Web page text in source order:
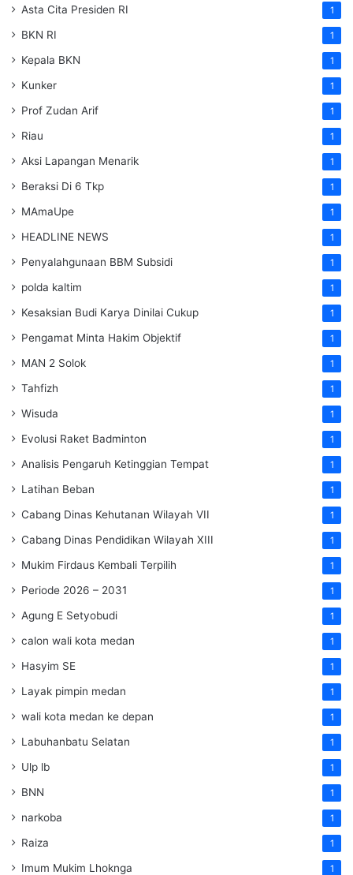
Asta Cita Presiden RI 1
BKN RI 1
Kepala BKN 1
Kunker 1
Prof Zudan Arif 1
Riau 1
Aksi Lapangan Menarik 1
Beraksi Di 6 Tkp 1
MAmaUpe 1
HEADLINE NEWS 1
Penyalahgunaan BBM Subsidi 1
polda kaltim 1
Kesaksian Budi Karya Dinilai Cukup 1
Pengamat Minta Hakim Objektif 1
MAN 2 Solok 1
Tahfizh 1
Wisuda 1
Evolusi Raket Badminton 1
Analisis Pengaruh Ketinggian Tempat 1
Latihan Beban 1
Cabang Dinas Kehutanan Wilayah VII 1
Cabang Dinas Pendidikan Wilayah XIII 1
Mukim Firdaus Kembali Terpilih 1
Periode 2026 – 2031 1
Agung E Setyobudi 1
calon wali kota medan 1
Hasyim SE 1
Layak pimpin medan 1
wali kota medan ke depan 1
Labuhanbatu Selatan 1
Ulp lb 1
BNN 1
narkoba 1
Raiza 1
Imum Mukim Lhoknga 1